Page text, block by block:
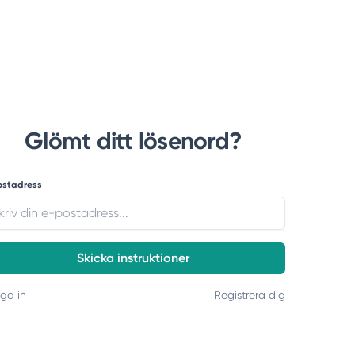
Glömt ditt lösenord?
Skicka instruktioner
in Registrera dig